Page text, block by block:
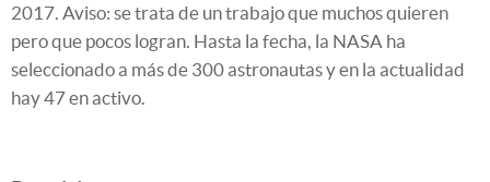
2017. Aviso: se trata de un trabajo que muchos quieren
pero que pocos logran. Hasta la fecha, la NASA ha
seleccionado a más de 300 astronautas y en la actualidad
hay 47 en activo.